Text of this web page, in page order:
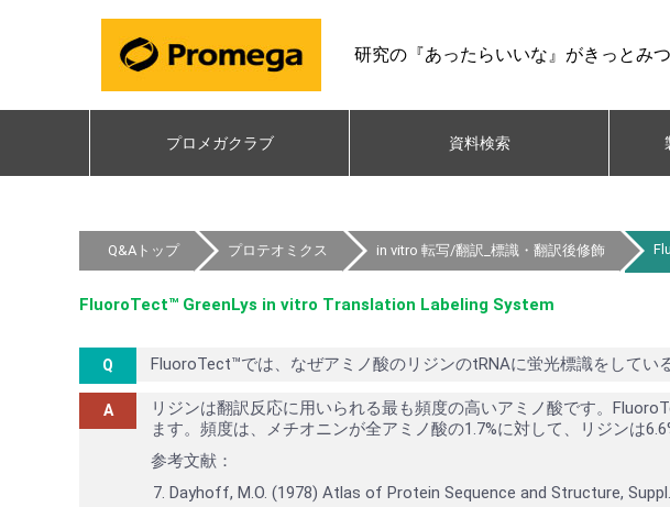
研究の『あったらいいな』がきっとみ
プロメガクラブ 資料検索
Q&Aトップ プロテオミクス in vitro 転写/翻訳_標識・翻訳後修飾
FluoroTect™ GreenLys in vitro Translation Labeling System
FluoroTect™では、なぜアミノ酸のリジンのtRNAに蛍光標識をしてい
リジンは翻訳反応に用いられる最も頻度の高いアミノ酸です。
ます。頻度は、メチオニンが全アミノ酸の1.7%に対して、リジンは
参考文献：
Dayhoff, M.O. (1978) Atlas of Protein Sequence and Structure,